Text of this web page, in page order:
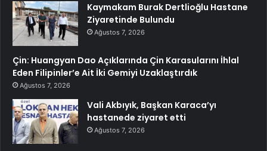
Kaymakam Burak Dertlioğlu Hastane
Ziyaretinde Bulundu
Ağustos 7, 2026
Çin: Huangyan Dao Açıklarında Çin Karasularını İhlal
Eden Filipinler’e Ait İki Gemiyi Uzaklaştırdık
Ağustos 7, 2026
Vali Akbıyık, Başkan Karaca’yı
hastanede ziyaret etti
Ağustos 7, 2026